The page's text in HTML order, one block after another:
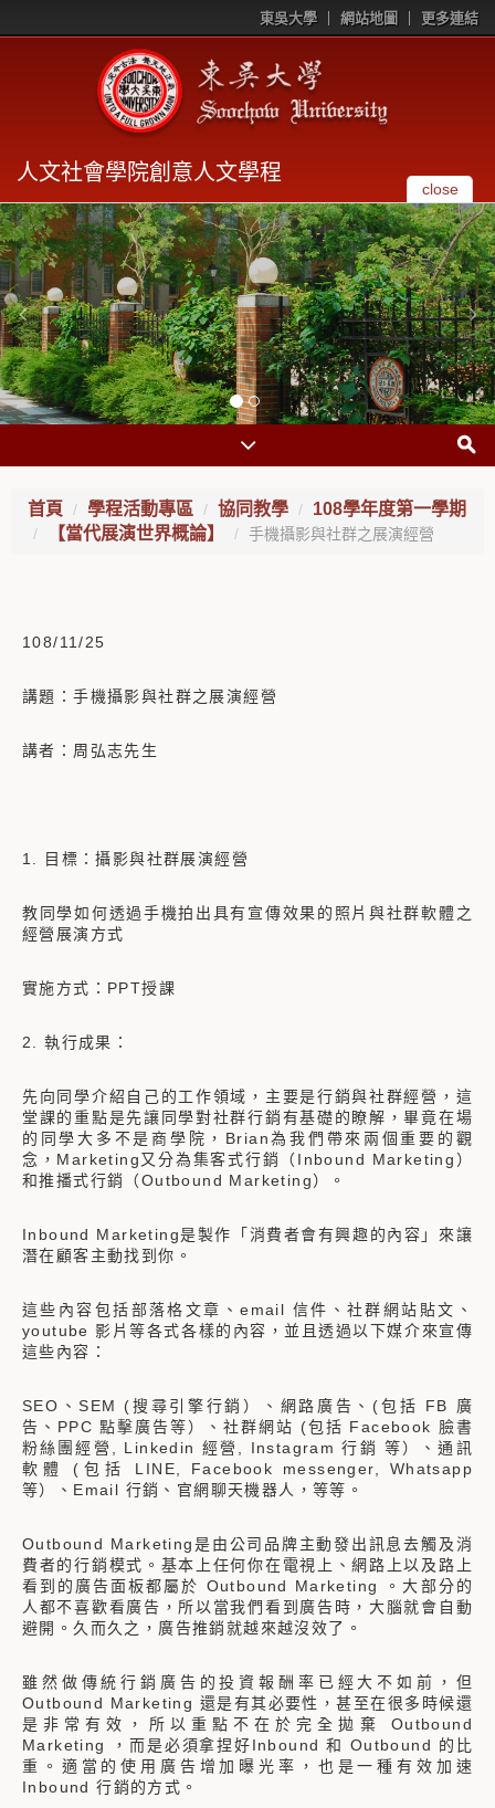
東吳大學 網站地圖 更多連結
人文社會學院創意人文學程
close
首頁 學程活動專區 協同教學
108學年度第一學期
【當代展演世界概論】
手機攝影與社群之展演經營
108/11/25
講題：手機攝影與社群之展演經營
講者：周弘志先生
1. 目標：攝影與社群展演經營
教同學如何透過手機拍出具有宣傳效果的照片與社群軟體之
經營展演方式
實施方式：PPT授課
2. 執行成果：
先向同學介紹自己的工作領域，主要是行銷與社群經營，這
堂課的重點是先讓同學對社群行銷有基礎的瞭解，畢竟在場
的同學大多不是商學院，Brian為我們帶來兩個重要的觀
念，Marketing又分為集客式行銷（Inbound Marketing）
和推播式行銷（Outbound Marketing）。
Inbound Marketing是製作「消費者會有興趣的內容」來讓
潛在顧客主動找到你。
這些內容包括部落格文章、email 信件、社群網站貼文、
youtube 影片等各式各樣的內容，並且透過以下媒介來宣傳
這些內容：
SEO、SEM (搜尋引擎行銷）、網路廣告、(包括 FB 廣
告、PPC 點擊廣告等）、社群網站 (包括 Facebook 臉書
粉絲團經營, Linkedin 經營, Instagram 行銷 等）、通訊
軟體 (包括 LINE, Facebook messenger, Whatsapp
等）、Email 行銷、官網聊天機器人，等等。
Outbound Marketing是由公司品牌主動發出訊息去觸及消
費者的行銷模式。基本上任何你在電視上、網路上以及路上
看到的廣告面板都屬於 Outbound Marketing 。大部分的
人都不喜歡看廣告，所以當我們看到廣告時，大腦就會自動
避開。久而久之，廣告推銷就越來越沒效了。
雖然做傳統行銷廣告的投資報酬率已經大不如前，但
Outbound Marketing 還是有其必要性，甚至在很多時候還
是非常有效，所以重點不在於完全拋棄 Outbound
Marketing ，而是必須拿捏好Inbound 和 Outbound 的比
重。適當的使用廣告增加曝光率，也是一種有效加速
Inbound 行銷的方式。